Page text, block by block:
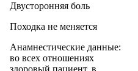
Двусторонняя боль
Походка не меняется
Анамнестические данные:
во всех отношениях